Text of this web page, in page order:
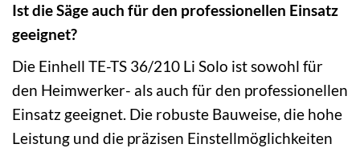
Ist die Säge auch für den professionellen Einsatz
geeignet?
Die Einhell TE-TS 36/210 Li Solo ist sowohl für
den Heimwerker- als auch für den professionellen
Einsatz geeignet. Die robuste Bauweise, die hohe
Leistung und die präzisen Einstellmöglichkeiten